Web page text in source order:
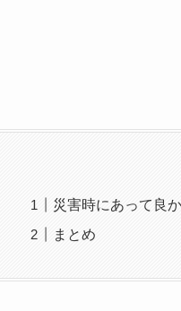
災害時にあって良
まとめ